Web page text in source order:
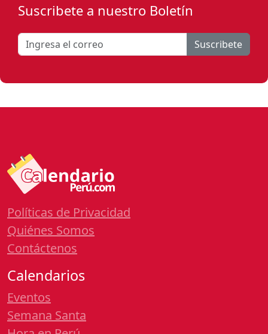
Suscribete a nuestro Boletín
Suscribete
Políticas de Privacidad
Quiénes Somos
Contáctenos
Calendarios
Eventos
Semana Santa